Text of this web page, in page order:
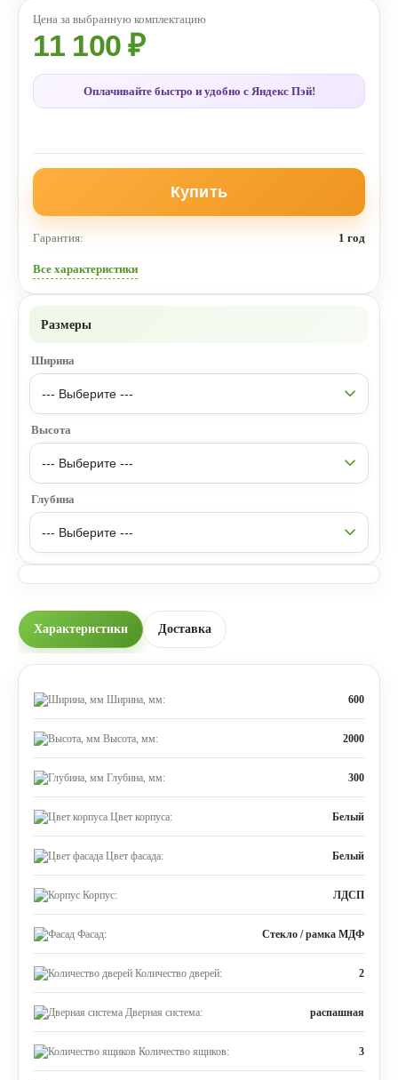
11 100 ₽
Оплачивайте быстро и удобно с Яндекс Пэй!
Купить
Гарантия: 1 год
Все характеристики
Размеры
Ширина
Высота
Глубина
Характеристики Доставка
Ширина, мм: 600
Высота, мм: 2000
Глубина, мм: 300
Цвет корпуса: Белый
Цвет фасада: Белый
Корпус: ЛДСП
Фасад: Стекло / рамка МДФ
Количество дверей: 2
Дверная система: распашная
Количество ящиков: 3